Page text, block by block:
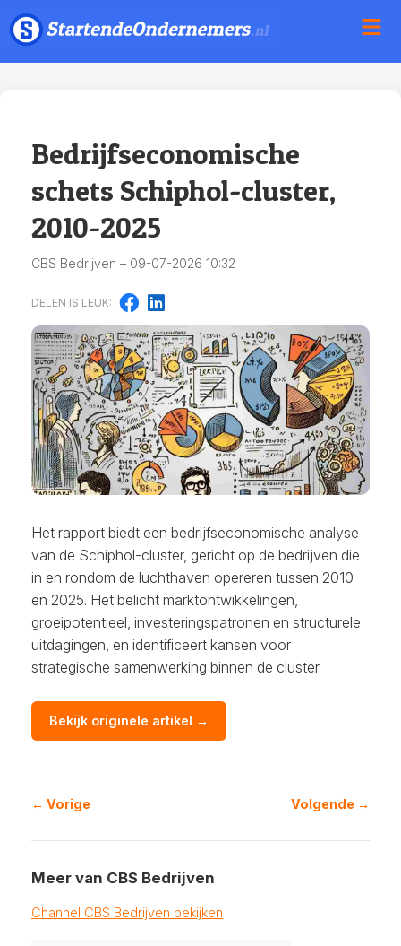
Bedrijfseconomische
schets Schiphol-cluster,
2010-2025
CBS Bedrijven – 09-07-2026 10:32
DELEN IS LEUK:
Het rapport biedt een bedrijfseconomische analyse
van de Schiphol-cluster, gericht op de bedrijven die
in en rondom de luchthaven opereren tussen 2010
en 2025. Het belicht marktontwikkelingen,
groeipotentieel, investeringspatronen en structurele
uitdagingen, en identificeert kansen voor
strategische samenwerking binnen de cluster.
Bekijk originele artikel →
← Vorige Volgende →
Meer van CBS Bedrijven
Channel CBS Bedrijven bekijken